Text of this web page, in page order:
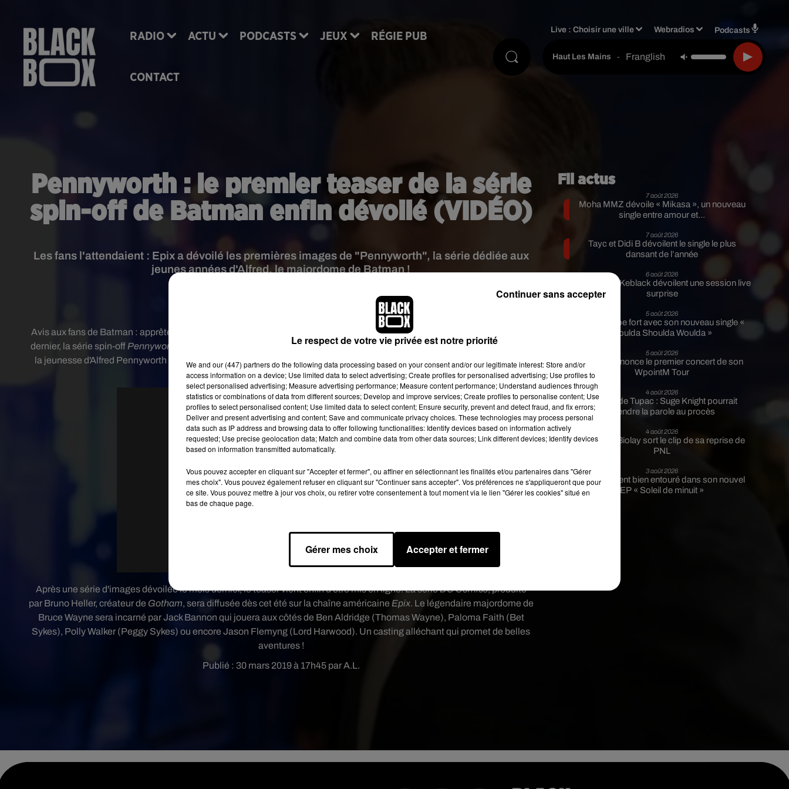
RADIO ACTU PODCASTS JEUX RÉGIE PUB
CONTACT
Live :Choisir une ville Webradios Podcasts
Haut Les Mains - Franglish & Keblack & Ids
Pennyworth : le premier teaser de la série
spin-off de Batman enfin dévoilé (VIDÉO)
Publié : 30 mars 2019 à 17h45 par A.L.
Les fans l'attendaient : Epix a dévoilé les premières images de "Pennyworth", la série dédiée aux
jeunes années d'Alfred, le majordome de Batman !
Avis aux fans de Batman : apprêtez-vous à replonger dans la vie d'Alfred, le majordome du super-héros ! Annoncée en mai
dernier, la série spin-off Pennyworth
sera composée de 10 épisodes durant lesquels les téléspectateurs pourront découvrir
la jeunesse d'Alfred Pennyworth lorsqu'il officiait au sein des Forces Spéciales Britanniques dans le Londres des années
60.
Après une série d'imagesdévoilée le mois dernier, le teaser vient enfin d'être mis en ligne. La sérieDC Comics, produite
par Bruno Heller, créateur de Gotham, sera diffusée dès cet été sur la chaîne américaine Epix. Le légendaire majordome de
Bruce Wayne sera incarné par Jack Bannon qui jouera aux côtés de Ben Aldridge (Thomas Wayne), Paloma Faith (Bet
Sykes), Polly Walker (Peggy Sykes) ou encore Jason Flemyng (Lord Harwood). Un casting alléchant qui promet de belles
aventures !
Fil actus
7 août 2026
Moha MMZ dévoile « Mikasa », un nouveau
single entre amour et...
7 août 2026
Tayc et Didi B dévoilent le single le plus
dansant de l’année
6 août 2026
Franglish et Keblack dévoilent une session live
surprise
5 août 2026
Russ frappe fort avec son nouveau single «
Coulda Shoulda Woulda »
5 août 2026
Tiakola annonce le premier concert de son
WpointM Tour
4 août 2026
Meurtre de Tupac : Suge Knight pourrait
prendre la parole au procès
4 août 2026
Benjamin Biolay sort le clip de sa reprise de
PNL
3 août 2026
Rim’K revient bien entouré dans son nouvel
EP « Soleil de minuit »
Le respect de votre vie privée est notre priorité
We and our (447) partnersdo the following data processing based on your consent and/or our legitimate interest: Store and/or
access information on a device; Use limited data to select advertising; Create profiles for personalised advertising; Use profiles to
select personalised advertising; Measure advertising performance; Measure content performance; Understand audiences through
statistics or combinations of data from different sources; Develop and improve services; Create profiles to personalise content; Use
profiles to select personalised content; Use limited data to select content; Ensure security, prevent and detect fraud, and fix errors;
Deliver and present advertising and content; Save and communicate privacy choices. These technologies may process personal
data such as IP address and browsing data to offer following functionalities: Identify devices based on information actively
requested; Use precise geolocation data; Match and combine data from other data sources; Link different devices; Identify devices
based on information transmitted automatically.
Vous pouvez accepter en cliquant sur "Accepter et fermer", ou affiner en sélectionnant les finalités et/ou partenaires dans "Gérer
mes choix". Vous pouvez également refuser en cliquant sur "Continuer sans accepter". Vos préférences ne s'appliqueront que pour
ce site. Vous pouvez mettre à jour vos choix, ou retirer votre consentement à tout moment via le lien "Gérer les cookies" situé en
bas de chaque page.
Gérer mes choix Accepter et fermer
Continuer sans accepter